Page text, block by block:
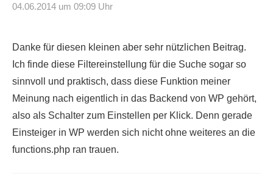
04.06.2014 um 09:09 Uhr
Danke für diesen kleinen aber sehr nützlichen Beitrag.
Ich finde diese Filtereinstellung für die Suche sogar so
sinnvoll und praktisch, dass diese Funktion meiner
Meinung nach eigentlich in das Backend von WP gehört,
also als Schalter zum Einstellen per Klick. Denn gerade
Einsteiger in WP werden sich nicht ohne weiteres an die
functions.php ran trauen.